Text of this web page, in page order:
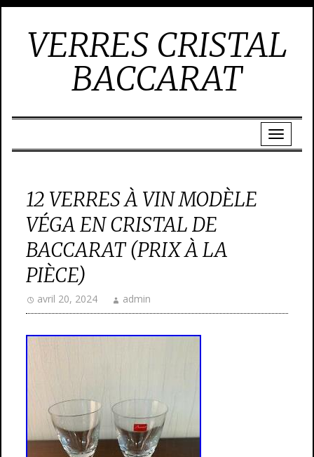
VERRES CRISTAL
BACCARAT
12 VERRES À VIN MODÈLE
VÉGA EN CRISTAL DE
BACCARAT (PRIX À LA
PIÈCE)
avril 20, 2024 admin